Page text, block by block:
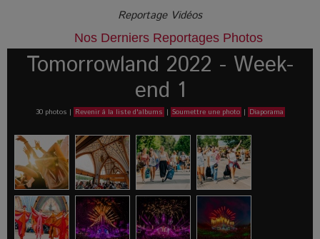
Reportage Vidéos
Nos Derniers Reportages Photos
Tomorrowland 2022 - Week-
end 1
30 photos | Revenir à la liste d'albums | Soumettre une photo | Diaporama